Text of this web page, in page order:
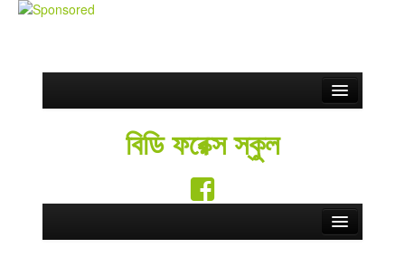
বিডি ফরেক্স স্কুল